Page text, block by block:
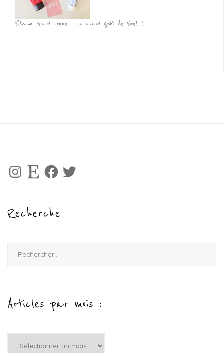
Blissim Minuit sonne : un avant goût de Noël !
Instagram
Etsy Facebook
Twitter
Recherche
Articles par mois :